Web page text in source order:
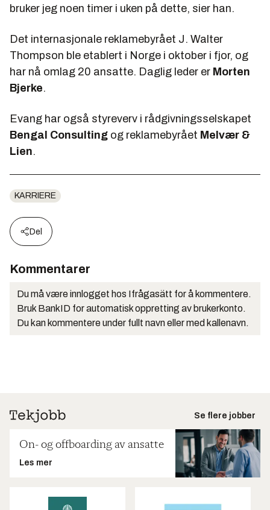
bruker jeg noen timer i uken på dette, sier han.
Det internasjonale reklamebyrået J. Walter
Thompson ble etablert i Norge i oktober i fjor, og
har nå omlag 20 ansatte. Daglig leder er Morten
Bjerke.
Evang har også styreverv i rådgivningsselskapet
Bengal Consulting og reklamebyrået Melvær &
Lien.
KARRIERE
Del
Kommentarer
Du må være innlogget hos Ifrågasätt for å kommentere.
Bruk BankID for automatisk oppretting av brukerkonto.
Du kan kommentere under fullt navn eller med kallenavn.
Se flere jobber
On- og offboarding av ansatte
Les mer